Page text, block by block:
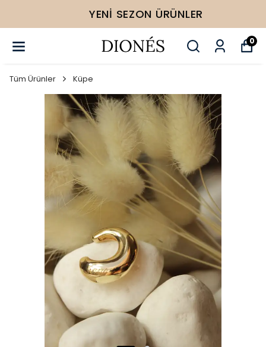
YENI SEZON ÜRÜNLER
0
Tüm Ürünler Küpe